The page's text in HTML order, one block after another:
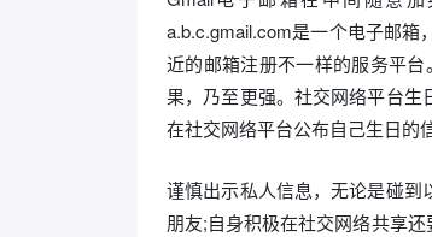
a.b.c.gmail.com是一个电子邮箱
近的邮箱注册不一样的服务平
果，乃至更强。社交网络平台
在社交网络平台公布自己生日的
谨慎出示私人信息，无论是碰
朋友;自身积极在社交网络共享